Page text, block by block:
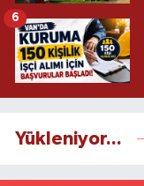
6
Yükleniyor...